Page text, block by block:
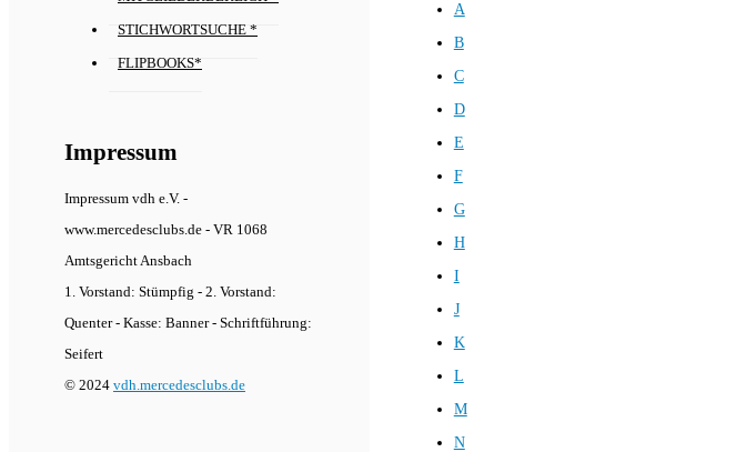
STICHWORTSUCHE *
FLIPBOOKS*
Impressum
Impressum vdh e.V. -
www.mercedesclubs.de - VR 1068
Amtsgericht Ansbach
1. Vorstand: Stümpfig - 2. Vorstand:
Quenter - Kasse: Banner - Schriftführung:
Seifert
© 2024 vdh.mercedesclubs.de
A
B
C
D
E
F
G
H
I
J
K
L
M
N